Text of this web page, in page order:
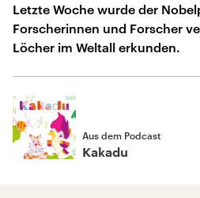
Letzte Woche wurde der
Forscherinnen und Forscher
Löcher im Weltall erkunden.
Aus dem Podcast
Kakadu